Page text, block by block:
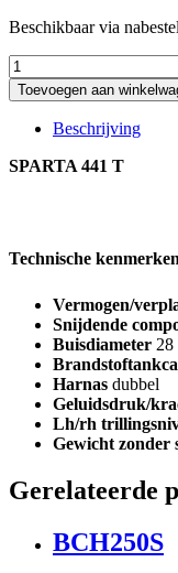
Beschikbaar via
SPARTA
441
T
quantity
Toevoegen aan
Beschrijving
SPARTA 441 T
Technische kenmerken
Vermogen/
Snijdende
Buisdiameter 28
Harnas dubbel
Geluidsdruk/
Lh/rh
Gewicht zonder
Gerelateerde
BCH250S